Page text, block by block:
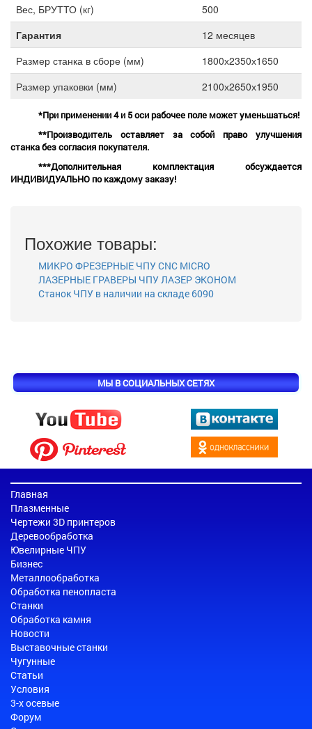
Вес, БРУТТО (кг)
500
Гарантия
12 месяцев
Размер станка в сборе (мм)
1800х2350х1650
Размер упаковки (мм)
2100х2650х1950
*При применении 4 и 5 оси рабочее поле может уменьшаться!
**Производитель оставляет за собой право улучшения
станка без согласия покупателя.
***Дополнительная комплектация обсуждается
ИНДИВИДУАЛЬНО по каждому заказу!
Похожие товары:
МИКРО ФРЕЗЕРНЫЕ ЧПУ CNC MICRO
ЛАЗЕРНЫЕ ГРАВЕРЫ ЧПУ ЛАЗЕР ЭКОНОМ
Станок ЧПУ в наличии на складе 6090
МЫ В СОЦИАЛЬНЫХ СЕТЯХ
Главная
Плазменные
Чертежи 3D принтеров
Деревообработка
Ювелирные ЧПУ
Бизнес
Металлообработка
Обработка пенопласта
Станки
Обработка камня
Новости
Выставочные станки
Чугунные
Статьи
Условия
3-х осевые
Форум